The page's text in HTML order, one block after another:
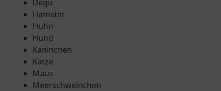
Degu
Hamster
Huhn
Hund
Kaninchen
Katze
Maus
Meerschweinchen